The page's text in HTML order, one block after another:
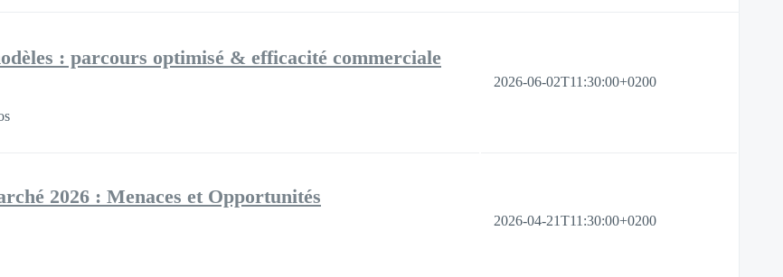
: parcours optimisé & efficacité commerciale
2026-06-02T11:30:00+0200
2026 : Menaces et Opportunités
2026-04-21T11:30:00+0200